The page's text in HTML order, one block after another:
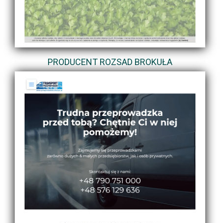
PRODUCENT ROZSAD BROKUŁA